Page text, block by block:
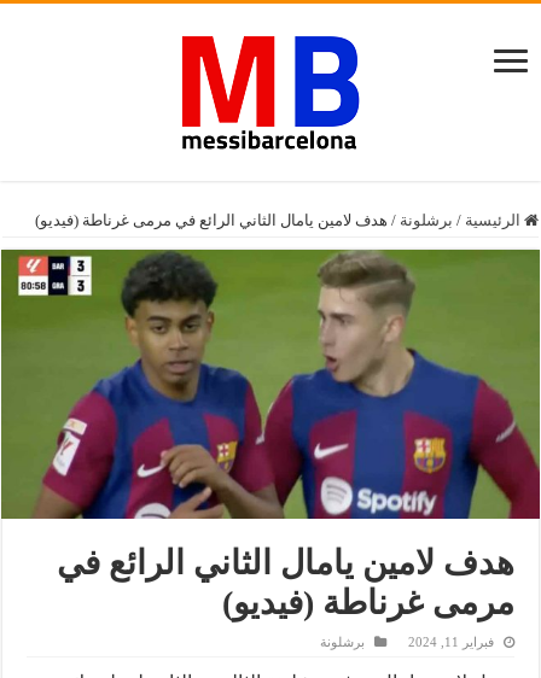
الرئيسية / برشلونة / هدف لامين يامال الثاني الرائع في مرمى غرناطة (فيديو)
هدف لامين يامال الثاني الرائع في
مرمى غرناطة (فيديو)
فبراير 11, 2024 برشلونة